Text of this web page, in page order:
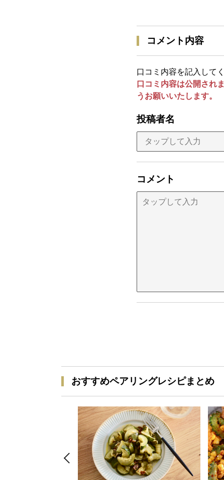
コメント内容
口コミ内容を記入してく
口コミ内容は公開され
うお願いいたします。
投稿者名
コメント
おすすめペアリングレシピまとめ